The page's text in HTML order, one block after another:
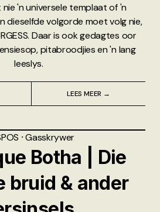
'n universele templaat of 'n
dieselfde volgorde moet volg nie,
Daar is ook gedagtes oor
pitabroodjies en 'n lang
leeslys.
LEES MEER →
⸱Gasskrywer
Botha | Die
bruid & ander